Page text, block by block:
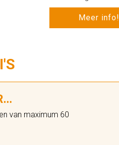
Meer info!
van maximum 60